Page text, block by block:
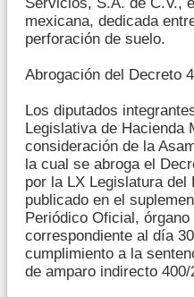
mexicana, dedicada
perforación de suelo.
Abrogación del Decreto
Los diputados
Legislativa de Hacienda
consideración de la
la cual se abroga el
por la LX Legislatura del
publicado en el
Periódico Oficial,
correspondiente al día
cumplimiento a la
de amparo indirecto 400/